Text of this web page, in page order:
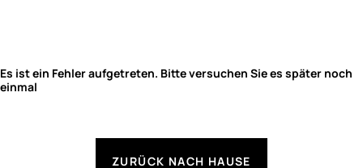
Es ist ein Fehler aufgetreten. Bitte versuchen Sie es später noch
einmal
ZURÜCK NACH HAUSE